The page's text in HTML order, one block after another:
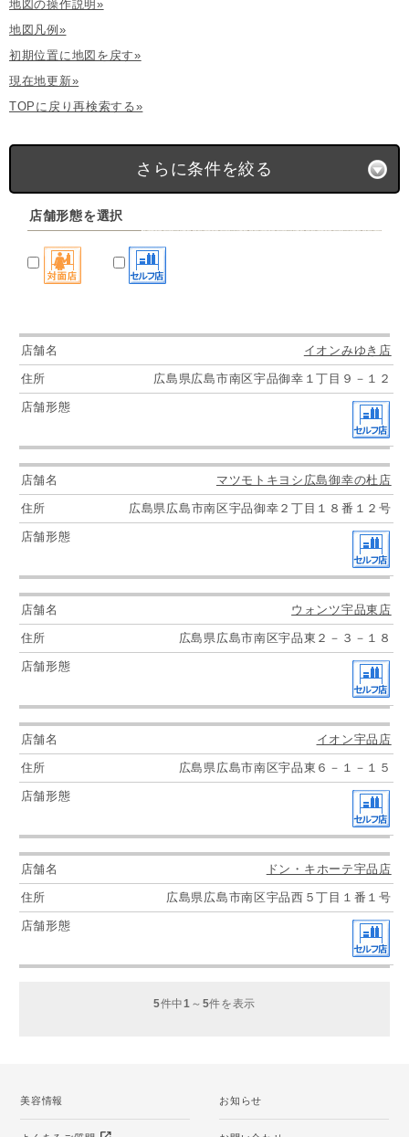
地図の操作説明»
地図凡例»
初期位置に地図を戻す»
現在地更新»
TOPに戻り再検索する»
さらに条件を絞る
店舗形態を選択
イオンみゆき店
広島県広島市南区宇品御幸１丁目９－１２
マツモトキヨシ広島御幸の杜店
広島県広島市南区宇品御幸２丁目１８番１２号
ウォンツ宇品東店
広島県広島市南区宇品東２－３－１８
イオン宇品店
広島県広島市南区宇品東６－１－１５
ドン・キホーテ宇品店
広島県広島市南区宇品西５丁目１番１号
5件中 1 ～ 5件を表示
美容情報 お知らせ